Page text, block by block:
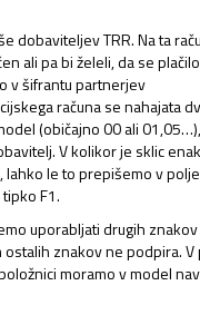
dobaviteljev TRR. Na ta
ali pa bi želeli, da se
v šifrantu partnerjev
računa se nahajata
(običajno 00 ali
V kolikor je sklic
le to prepišemo v
F1.
uporabljati drugih
znakov ne podpira. V
moramo v model